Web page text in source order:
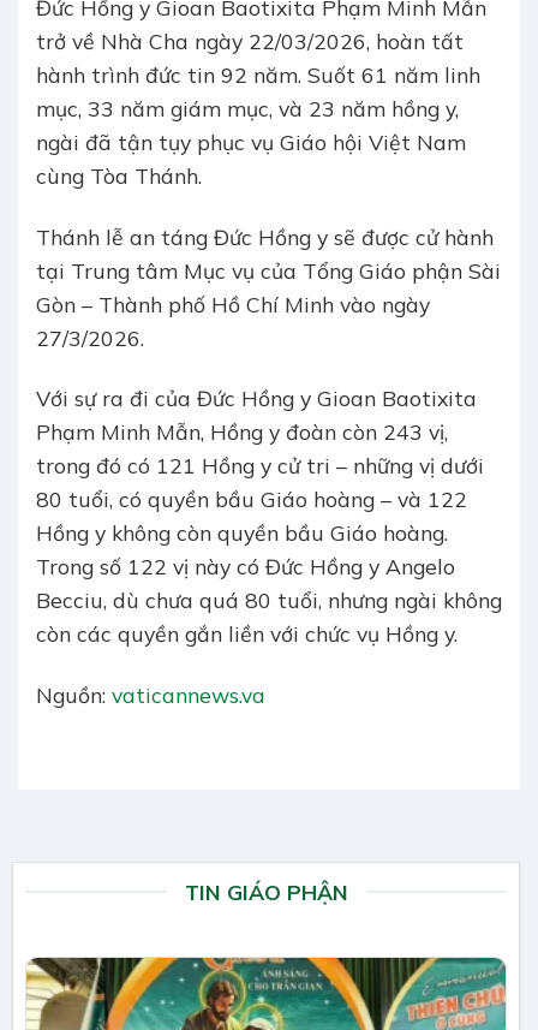
Đức Hồng y Gioan Baotixita Phạm Minh Mẫn
trở về Nhà Cha ngày 22/03/2026, hoàn tất
hành trình đức tin 92 năm. Suốt 61 năm linh
mục, 33 năm giám mục, và 23 năm hồng y,
ngài đã tận tụy phục vụ Giáo hội Việt Nam
cùng Tòa Thánh.
Thánh lễ an táng Đức Hồng y sẽ được cử hành
tại Trung tâm Mục vụ của Tổng Giáo phận Sài
Gòn – Thành phố Hồ Chí Minh vào ngày
27/3/2026.
Với sự ra đi của Đức Hồng y Gioan Baotixita
Phạm Minh Mẫn, Hồng y đoàn còn 243 vị,
trong đó có 121 Hồng y cử tri – những vị dưới
80 tuổi, có quyền bầu Giáo hoàng – và 122
Hồng y không còn quyền bầu Giáo hoàng.
Trong số 122 vị này có Đức Hồng y Angelo
Becciu, dù chưa quá 80 tuổi, nhưng ngài không
còn các quyền gắn liền với chức vụ Hồng y.
Nguồn: vaticannews.va
TIN GIÁO PHẬN